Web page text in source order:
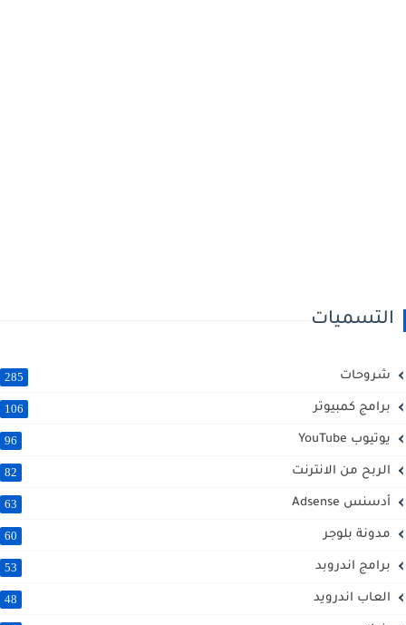
التسميات
شروحات 285
برامج كمبيوتر 106
يوتيوب YouTube 96
الربح من الانترنت 82
أدسنس Adsense 63
مدونة بلوجر 60
برامج اندروبد 53
العاب اندرويد 48